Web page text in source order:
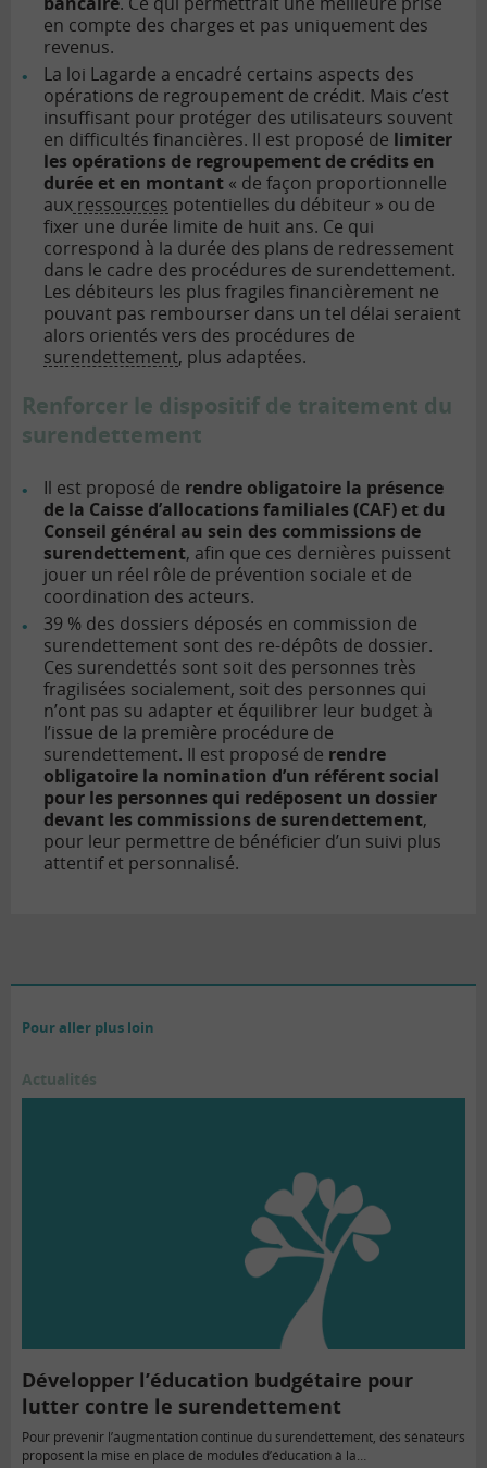
en compte des charges et pas uniquement des
revenus.
La loi Lagarde a encadré certains aspects des
opérations de regroupement de crédit. Mais c’est
insuffisant pour protéger des utilisateurs souvent
en difficultés financières. Il est proposé de limiter
les opérations de regroupement de crédits en
durée et en montant « de façon proportionnelle
aux ressources potentielles du débiteur » ou de
fixer une durée limite de huit ans. Ce qui
correspond à la durée des plans de redressement
dans le cadre des procédures de surendettement.
Les débiteurs les plus fragiles financièrement ne
pouvant pas rembourser dans un tel délai seraient
alors orientés vers des procédures de
surendettement, plus adaptées.
Renforcer le dispositif de traitement du
surendettement
Il est proposé de rendre obligatoire la présence
de la Caisse d’allocations familiales (CAF) et du
Conseil général au sein des commissions de
surendettement, afin que ces dernières puissent
jouer un réel rôle de prévention sociale et de
coordination des acteurs.
39 % des dossiers déposés en commission de
surendettement sont des re-dépôts de dossier.
Ces surendettés sont soit des personnes très
fragilisées socialement, soit des personnes qui
n’ont pas su adapter et équilibrer leur budget à
l’issue de la première procédure de
surendettement. Il est proposé de rendre
obligatoire la nomination d’un référent social
pour les personnes qui redéposent un dossier
devant les commissions de surendettement,
pour leur permettre de bénéficier d’un suivi plus
attentif et personnalisé.
Pour aller plus loin
Actualités
Développer l’éducation budgétaire pour
lutter contre le surendettement
Pour prévenir l’augmentation continue du surendettement, des sénateurs
proposent la mise en place de modules d’éducation à la…